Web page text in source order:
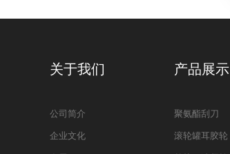
关于我们
公司简介
企业文化
产品展示
聚氨酯刮刀
滚轮罐耳胶轮